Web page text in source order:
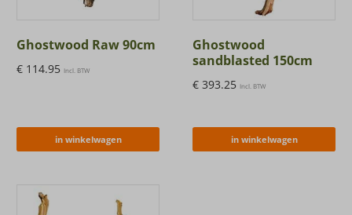
Ghostwood Raw 90cm
€ 114.95 Incl. BTW
in winkelwagen
Ghostwood
sandblasted 150cm
€ 393.25 Incl. BTW
in winkelwagen